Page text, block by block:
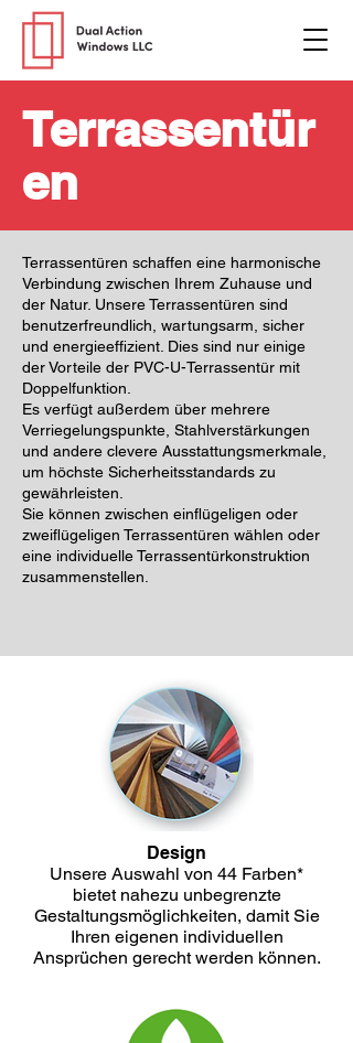
Terrassentür
en
Terrassentüren schaffen eine harmonische
Verbindung zwischen Ihrem Zuhause und
der Natur. Unsere Terrassentüren sind
benutzerfreundlich, wartungsarm, sicher
und energieeffizient. Dies sind nur einige
der Vorteile der PVC-U-Terrassentür mit
Doppelfunktion.
Es verfügt außerdem über mehrere
Verriegelungspunkte, Stahlverstärkungen
und andere clevere Ausstattungsmerkmale,
um höchste Sicherheitsstandards zu
gewährleisten.
Sie können zwischen einflügeligen oder
zweiflügeligen Terrassentüren wählen oder
eine individuelle Terrassentürkonstruktion
zusammenstellen.
Design
Unsere Auswahl von 44 Farben*
bietet nahezu unbegrenzte
Gestaltungsmöglichkeiten, damit Sie
Ihren eigenen individuellen
Ansprüchen gerecht werden können.